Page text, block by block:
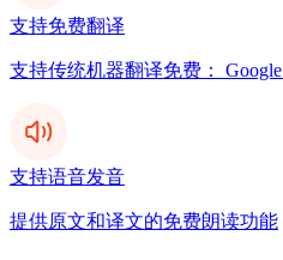
支持免费翻译
支持传统机器翻译免费：
支持语音发音
提供原文和译文的免费朗读功能